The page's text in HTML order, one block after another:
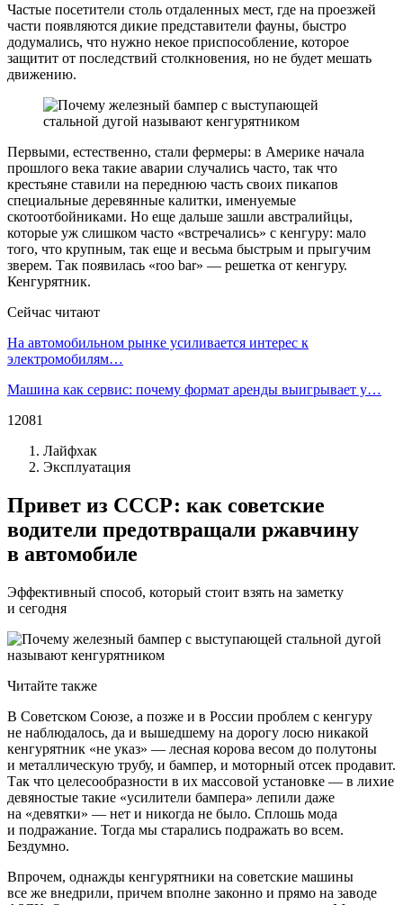
Частые посетители столь отдаленных мест, где на проезжей
части появляются дикие представители фауны, быстро
додумались, что нужно некое приспособление, которое
защитит от последствий столкновения, но не будет мешать
движению.
Первыми, естественно, стали фермеры: в Америке начала
прошлого века такие аварии случались часто, так что
крестьяне ставили на переднюю часть своих пикапов
специальные деревянные калитки, именуемые
скотоотбойниками. Но еще дальше зашли австралийцы,
которые уж слишком часто «встречались» с кенгуру: мало
того, что крупным, так еще и весьма быстрым и прыгучим
зверем. Так появилась «roo bar» — решетка от кенгуру.
Кенгурятник.
Сейчас читают
На автомобильном рынке усиливается интерес к
электромобилям…
Машина как сервис: почему формат аренды выигрывает у…
12081
Лайфхак
Эксплуатация
Привет из СССР: как советские
водители предотвращали ржавчину
в автомобиле
Эффективный способ, который стоит взять на заметку
и сегодня
Читайте также
В Советском Союзе, а позже и в России проблем с кенгуру
не наблюдалось, да и вышедшему на дорогу лосю никакой
кенгурятник «не указ» — лесная корова весом до полутоны
и металлическую трубу, и бампер, и моторный отсек продавит.
Так что целесообразности в их массовой установке — в лихие
девяностые такие «усилители бампера» лепили даже
на «девятки» — нет и никогда не было. Сплошь мода
и подражание. Тогда мы старались подражать во всем.
Бездумно.
Впрочем, однажды кенгурятники на советские машины
все же внедрили, причем вполне законно и прямо на заводе